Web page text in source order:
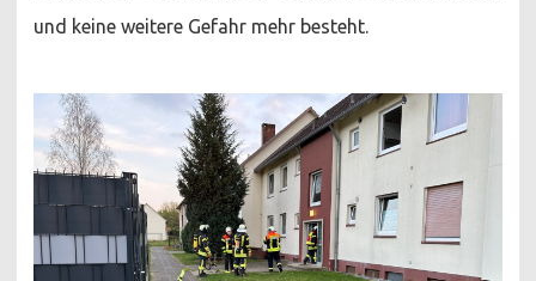
und keine weitere Gefahr mehr besteht.